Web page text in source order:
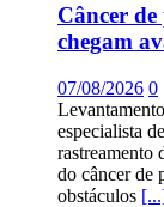
Câncer
chegam
07/08/2026 0
especialista
rastreamento
do câncer de
obstáculos